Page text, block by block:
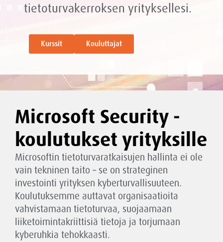
tietoturvakerroksen yrityksellesi.
Kurssit Kouluttajat
Microsoft Security -
koulutukset yrityksille
Microsoftin tietoturvaratkaisujen hallinta ei ole
vain tekninen taito – se on strateginen
investointi yrityksen kyberturvallisuuteen.
Koulutuksemme auttavat organisaatioita
vahvistamaan tietoturvaa, suojaamaan
liiketoimintakriittisiä tietoja ja torjumaan
kyberuhkia tehokkaasti.